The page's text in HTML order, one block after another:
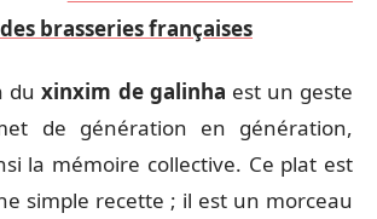
brasseries françaises
duxinxim de galinha est un geste
de génération en génération,
la mémoire collective. Ce plat est
simple recette ; il est un morceau